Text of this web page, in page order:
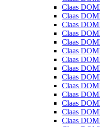
Claas
Claas
Claas
Claas
Claas
Claas
Claas
Claas
Claas
Claas
Claas
Claas
Claas
Claas